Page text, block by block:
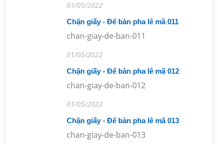
01/05/2022
Chặn giấy - Để bàn pha lê mã 011
chan-giay-de-ban-011
01/05/2022
Chặn giấy - Để bàn pha lê mã 012
chan-giay-de-ban-012
01/05/2022
Chặn giấy - Để bàn pha lê mã 013
chan-giay-de-ban-013